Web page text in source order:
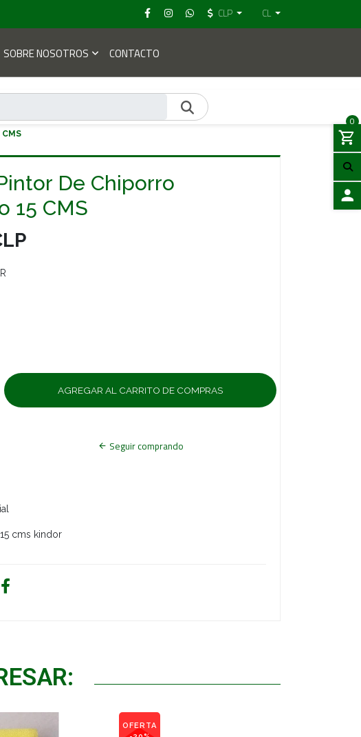
CLP CL
SOBRE NOSOTROS CONTACTO
0
CMS
De Chiporro
15 CMS
Seguir comprando
cms kindor
OFERTA